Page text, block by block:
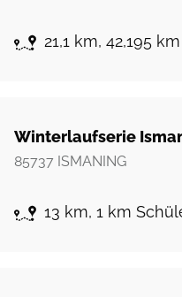
21,1 km, 42,195
Winterlaufserie
85737 ISMANING
13 km, 1 km